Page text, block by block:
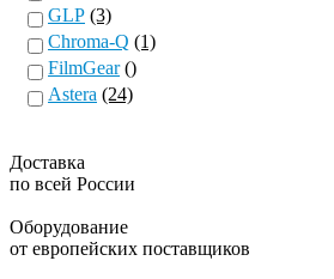
GLP (3)
Chroma-Q (1)
FilmGear ()
Astera (24)
Доставка
по всей России
Оборудование
от европейских поставщиков